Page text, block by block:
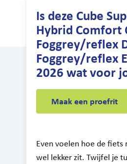
Is deze Cube
Hybrid Comfort
Foggrey/reflex
Foggrey/reflex
2026 wat voor
Maak een proefrit
Even voelen hoe de fiets
wel lekker zit. Twijfel je